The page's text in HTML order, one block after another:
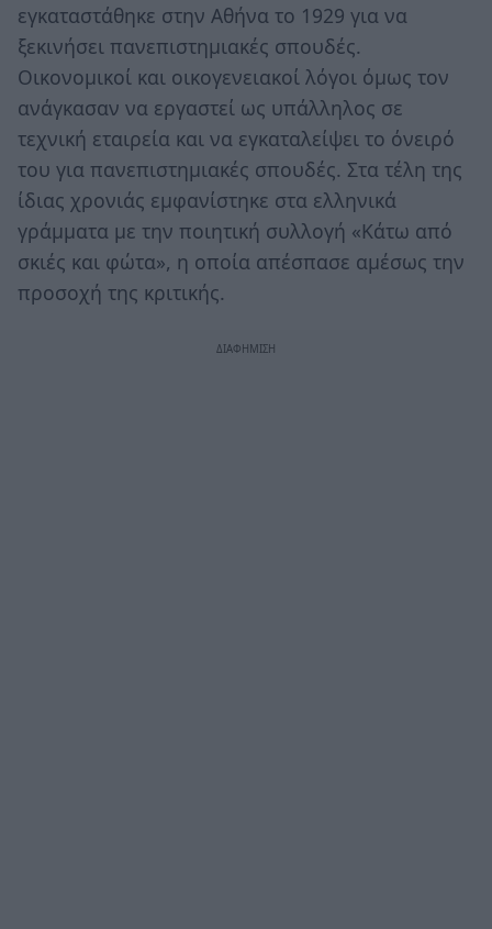
εγκαταστάθηκε στην Αθήνα το 1929 για να
ξεκινήσει πανεπιστημιακές σπουδές.
Οικονομικοί και οικογενειακοί λόγοι όμως τον
ανάγκασαν να εργαστεί ως υπάλληλος σε
τεχνική εταιρεία και να εγκαταλείψει το όνειρό
του για πανεπιστημιακές σπουδές. Στα τέλη της
ίδιας χρονιάς εμφανίστηκε στα ελληνικά
γράμματα με την ποιητική συλλογή «Κάτω από
σκιές και φώτα», η οποία απέσπασε αμέσως την
προσοχή της κριτικής.